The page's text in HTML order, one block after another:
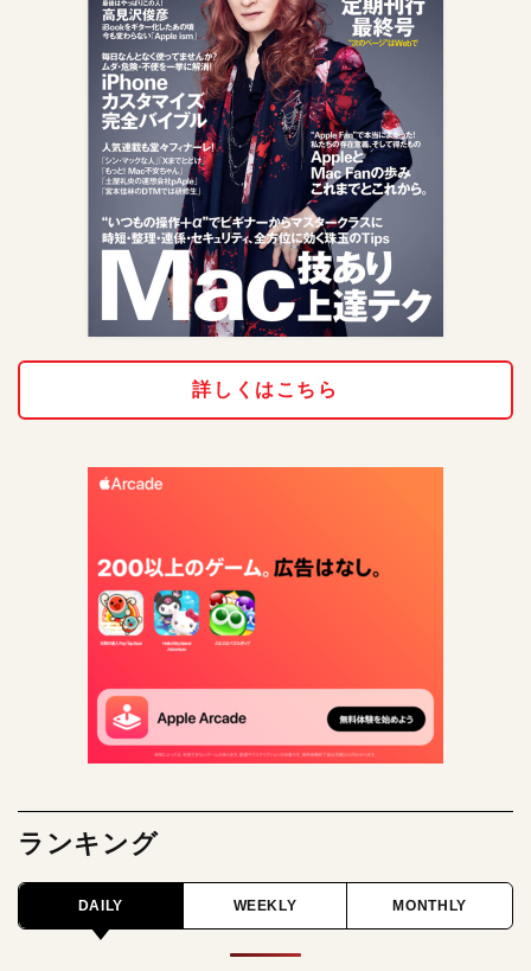
詳しくはこちら
ランキング
DAILY WEEKLY MONTHLY